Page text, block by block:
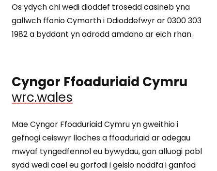
Os ydych chi wedi dioddef trosedd casineb yna
gallwch ffonio Cymorth i Ddioddefwyr ar 0300 303
1982 a byddant yn adrodd amdano ar eich rhan.
Cyngor Ffoaduriaid Cymru
wrc.wales
Mae Cyngor Ffoaduriaid Cymru yn gweithio i
gefnogi ceiswyr lloches a ffoaduriaid ar adegau
mwyaf tyngedfennol eu bywydau, gan alluogi pobl
sydd wedi cael eu gorfodi i geisio noddfa i ganfod